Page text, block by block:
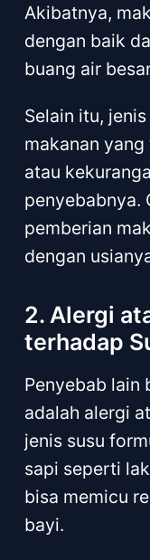
Akibatnya,
dengan baik
buang air
Selain itu,
makanan
atau
penyebabnya.
pemberian
dengan
2. Alergi
terhadap
Penyebab lain
adalah alergi
jenis susu
sapi seperti
bisa memicu
bayi.